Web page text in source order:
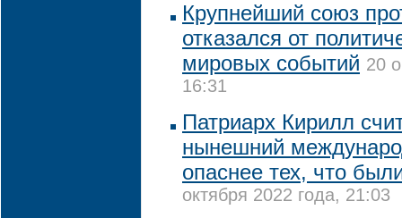
Крупнейший союз
отказался от
мировых событий 20
16:31
Патриарх Кирилл
нынешний
опаснее тех, что
октября 2022 года, 21:03